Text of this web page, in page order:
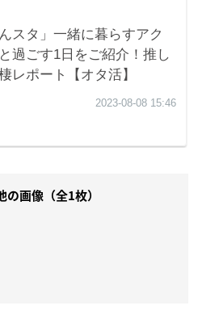
の画像（全1枚）